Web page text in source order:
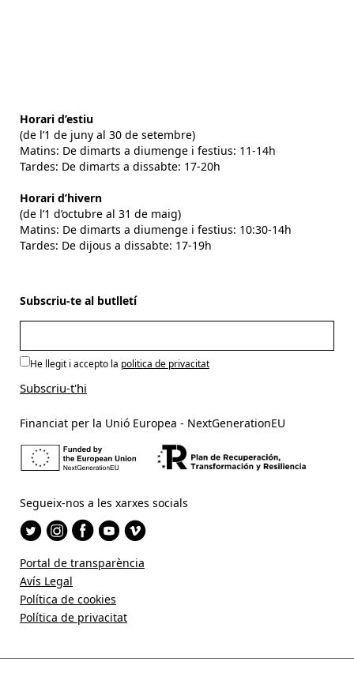
Horari d’estiu
(de l’1 de juny al 30 de setembre)
Matins: De dimarts a diumenge i festius: 11-14h
Tardes: De dimarts a dissabte: 17-20h
Horari d’hivern
(de l’1 d’octubre al 31 de maig)
Matins: De dimarts a diumenge i festius: 10:30-14h
Tardes: De dijous a dissabte: 17-19h
Subscriu-te al butlletí
He llegit i accepto la politica de privacitat
Financiat per la Unió Europea - NextGenerationEU
Segueix-nos a les xarxes socials
Portal de transparència
Avís Legal
Política de cookies
Política de privacitat